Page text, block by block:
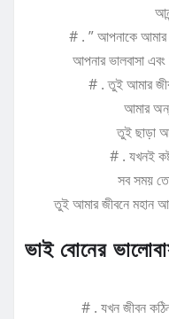
# . ” আপনাকে আমার
আপনার ভালবাসা
# . তুই আমার
আমার
তুই ছাড়া
# . যখনই
সব সময়
তুই আমার জীবনে মহান
ভাই বোনের
# . যখন জীবন